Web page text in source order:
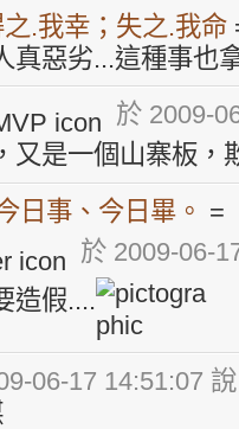
.我幸；失之.我命
真惡劣...這種事也
於 2009-
又是一個山寨板，
日事、今日畢。 =
於 2009-06-
造假....
06-17 14:51:07 說